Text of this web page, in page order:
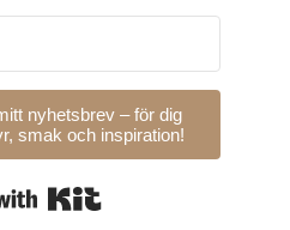
nyhetsbrev – för dig
smak och inspiration!